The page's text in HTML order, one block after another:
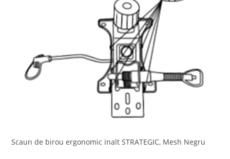
Scaun de birou ergonomic inalt STRATEGIC, Mesh Negru